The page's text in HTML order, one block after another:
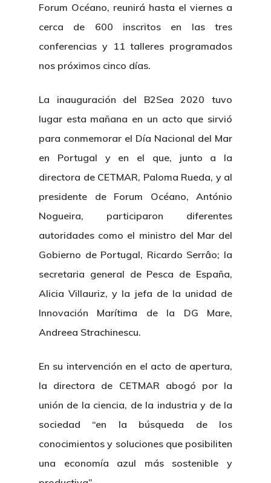
Forum Océano, reunirá hasta el viernes a
cerca de 600 inscritos en las tres
conferencias y 11 talleres programados
nos próximos cinco días.
La inauguración del B2Sea 2020 tuvo
lugar esta mañana en un acto que sirvió
para conmemorar el Día Nacional del Mar
en Portugal y en el que, junto a la
directora de CETMAR, Paloma Rueda, y al
presidente de Forum Océano, António
Nogueira, participaron diferentes
autoridades como el ministro del Mar del
Gobierno de Portugal, Ricardo Serrâo; la
secretaria general de Pesca de España,
Alicia Villauriz, y la jefa de la unidad de
Innovación Marítima de la DG Mare,
Andreea Strachinescu.
En su intervención en el acto de apertura,
la directora de CETMAR abogó por la
unión de la ciencia, de la industria y de la
sociedad “en la búsqueda de los
conocimientos y soluciones que posibiliten
una economía azul más sostenible y